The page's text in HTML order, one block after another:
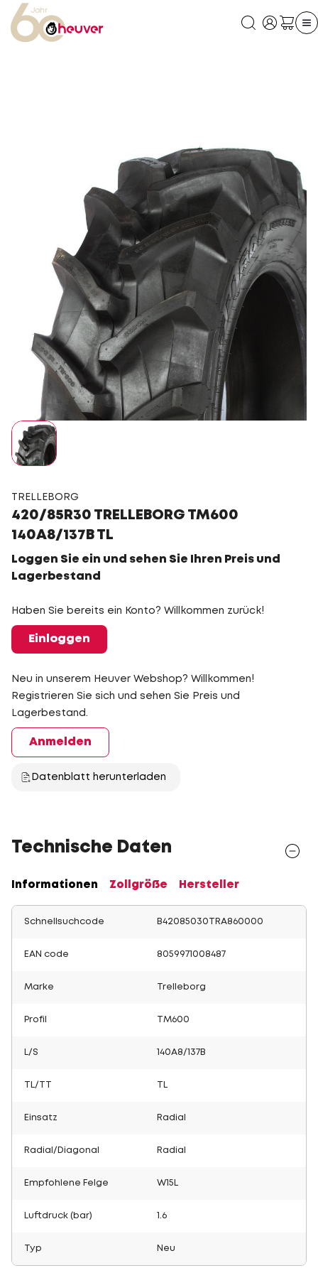
TRELLEBORG
420/85R30 TRELLEBORG TM600
140A8/137B TL
Loggen Sie ein und sehen Sie Ihren Preis und
Lagerbestand
Haben Sie bereits ein Konto? Willkommen zurück!
Einloggen
Neu in unserem Heuver Webshop? Willkommen!
Registrieren Sie sich und sehen Sie Preis und
Lagerbestand.
Anmelden
Datenblatt herunterladen
Technische Daten
Informationen Zollgröße Hersteller
Schnellsuchcode B42085030TRA860000
EAN code 8059971008487
Marke Trelleborg
Profil TM600
L/S 140A8/137B
TL/TT
Einsatz Radial
Radial/Diagonal Radial
Empfohlene Felge W15L
Luftdruck (bar) 1.6
Typ Neu